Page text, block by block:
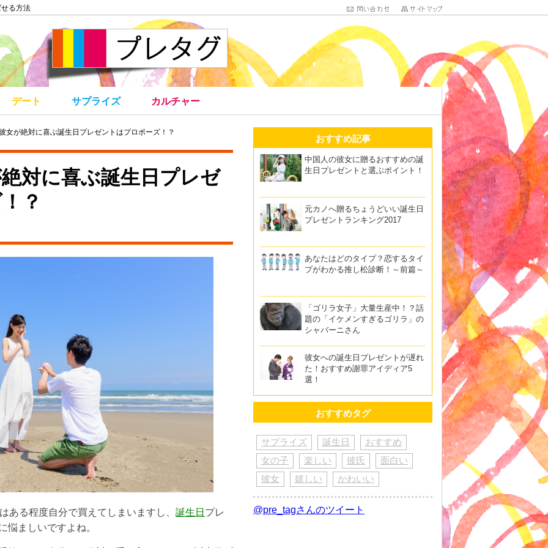
る方法
デート サプライズ カルチャー
女が絶対に喜ぶ誕生日プレゼントはプロポーズ！？
対に喜ぶ誕生日プレゼ
？
ある程度自分で買えてしまいますし、 誕生日 プレ
悩ましいですよね。
おすすめ記事
中国人の彼女に贈るおすすめの誕
生日プレゼントと選ぶポイント！
元カノへ贈るちょうどいい誕生日
プレゼントランキング2017
あなたはどのタイプ？恋するタイ
プがわかる推し松診断！～前篇～
「ゴリラ女子」大量生産中！？話
題の「イケメンすぎるゴリラ」の
シャバーニさん
彼女への誕生日プレゼントが遅れ
た！おすすめ謝罪アイディア5
選！
おすすめタグ
サプライズ 誕生日
おすすめ
女の子
楽しい 彼氏
面白い
彼女
嬉しい かわいい
@pre_tagさんのツイート